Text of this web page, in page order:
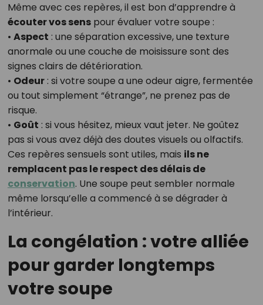
Même avec ces repères, il est bon d’apprendre à
écouter vos senspour évaluer votre soupe :
• Aspect : une séparation excessive, une texture
anormale ou une couche de moisissure sont des
signes clairs de détérioration.
• Odeur: si votre soupe a une odeur aigre, fermentée
ou tout simplement “étrange”, ne prenez pas de
risque.
• Goût : si vous hésitez, mieux vaut jeter. Ne goûtez
pas si vous avez déjà des doutes visuels ou olfactifs.
Ces repères sensuels sont utiles, mais ils ne
remplacent pas le respect des délais de
conservation. Une soupe peut sembler normale
même lorsqu’elle a commencé à se dégrader à
l’intérieur.
La congélation : votre alliée
pour garder longtemps
votre soupe